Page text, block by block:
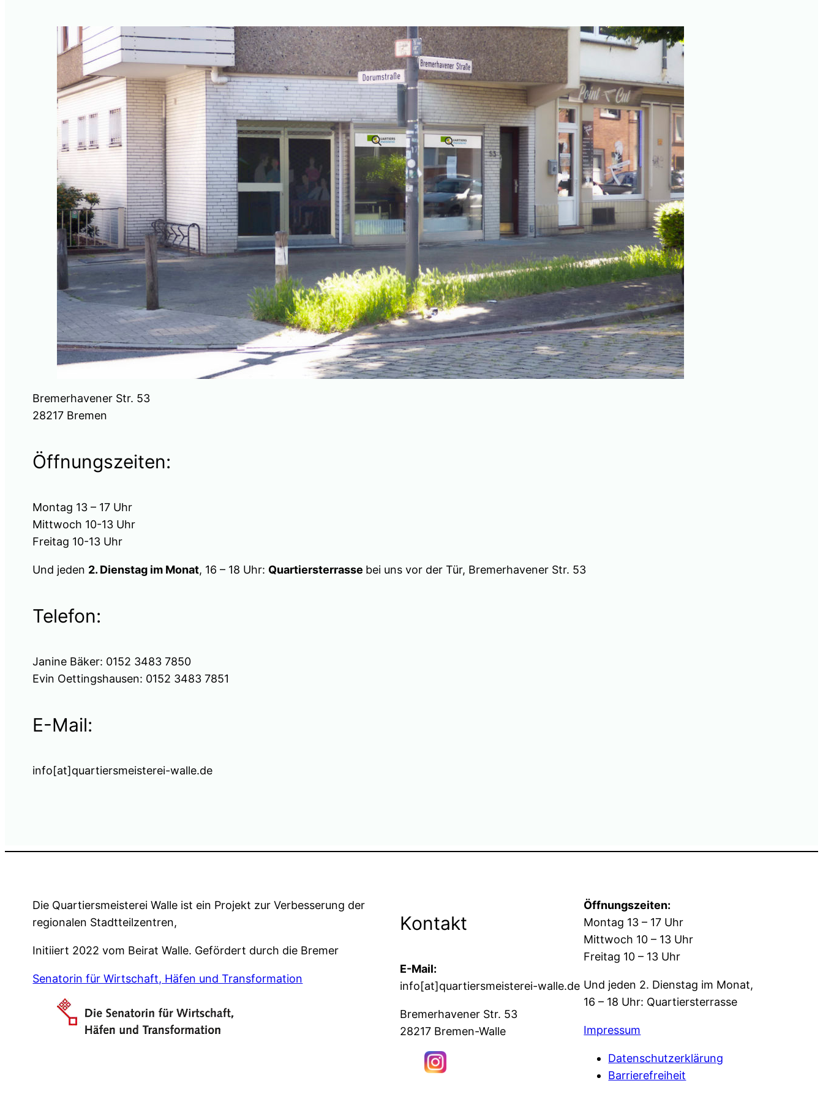
Bremerhavener Str. 53
28217 Bremen
Öffnungszeiten:
Montag 13 – 17 Uhr
Mittwoch 10-13 Uhr
Freitag 10-13 Uhr
Und jeden 2. Dienstag im Monat, 16 – 18 Uhr: Quartiersterrasse bei uns vor der Tür, Bremerhavener Str. 53
Telefon:
Janine Bäker: 0152 3483 7850
Evin Oettingshausen: 0152 3483 7851
E-Mail:
info[at]quartiersmeisterei-walle.de
Die Quartiersmeisterei Walle ist ein Projekt zur Verbesserung der
regionalen Stadtteilzentren,
Initiiert 2022 vom Beirat Walle. Gefördert durch die Bremer
Senatorin für Wirtschaft, Häfen und Transformation
Kontakt
E-Mail:
info[at]quartiersmeisterei-walle.de
Bremerhavener Str. 53
28217 Bremen-Walle
Öffnungszeiten:
Montag 13 – 17 Uhr
Mittwoch 10 – 13 Uhr
Freitag 10 – 13 Uhr
Und jeden 2. Dienstag im Monat,
16 – 18 Uhr: Quartiersterrasse
Impressum
Datenschutzerklärung
Barrierefreiheit